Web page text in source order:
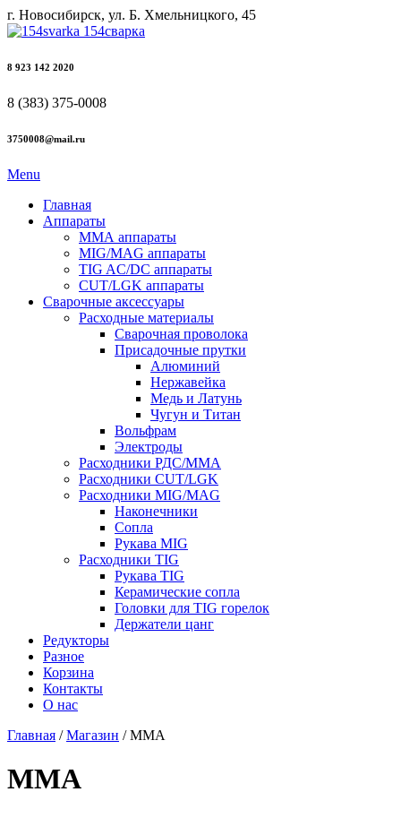
г. Новосибирск, ул. Б. Хмельницкого, 45
8 923 142 2020
8 (383) 375-0008
3750008@mail.ru
Menu
Главная
Аппараты
ММА аппараты
MIG/MAG аппараты
TIG AC/DC аппараты
CUT/LGK аппараты
Сварочные аксессуары
Расходные материалы
Сварочная проволока
Присадочные прутки
Алюминий
Нержавейка
Медь и Латунь
Чугун и Титан
Вольфрам
Электроды
Расходники РДС/MMA
Расходники CUT/LGK
Расходники MIG/MAG
Наконечники
Сопла
Рукава MIG
Расходники TIG
Рукава TIG
Керамические сопла
Головки для TIG горелок
Держатели цанг
Редукторы
Разное
Корзина
Контакты
О нас
Главная /Магазин / MMA
MMA